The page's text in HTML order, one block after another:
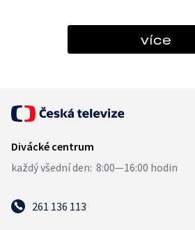
více
261 136 113